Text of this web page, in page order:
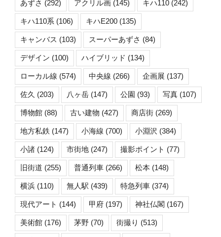
あずさ (292) アクリル画 (145) キハ110 (242)
キハ110系 (106) キハE200 (135)
キャンバス (103) スーパーあずさ (84)
デザイン (100) ハイブリッド (134)
ローカル線 (574) 中央線 (266) 企画展 (137)
佐久 (203) 八ヶ岳 (147) 公園 (93) 写真 (107)
博物館 (88) 古い建物 (427) 商店街 (269)
地方私鉄 (147) 小海線 (700) 小淵沢 (384)
小諸 (124) 市街地 (247) 撮影ポイント (77)
旧街道 (255) 普通列車 (266) 松本 (148)
横浜 (110) 無人駅 (439) 特急列車 (374)
現代アート (144) 甲府 (197) 神社仏閣 (167)
美術館 (176) 茅野 (70) 街撮り (513)